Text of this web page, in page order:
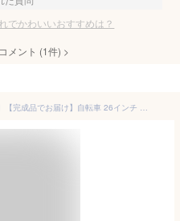
でかわいいおすすめは？
メント (1件) >
【東京・神奈川・大阪送料無料！】【完成品でお届け】自転車 26インチ おしゃれ Lupinus(ルピナス)LP-266TA-K26インチシティサイクル LEDオートライト シマノ製6段ギア